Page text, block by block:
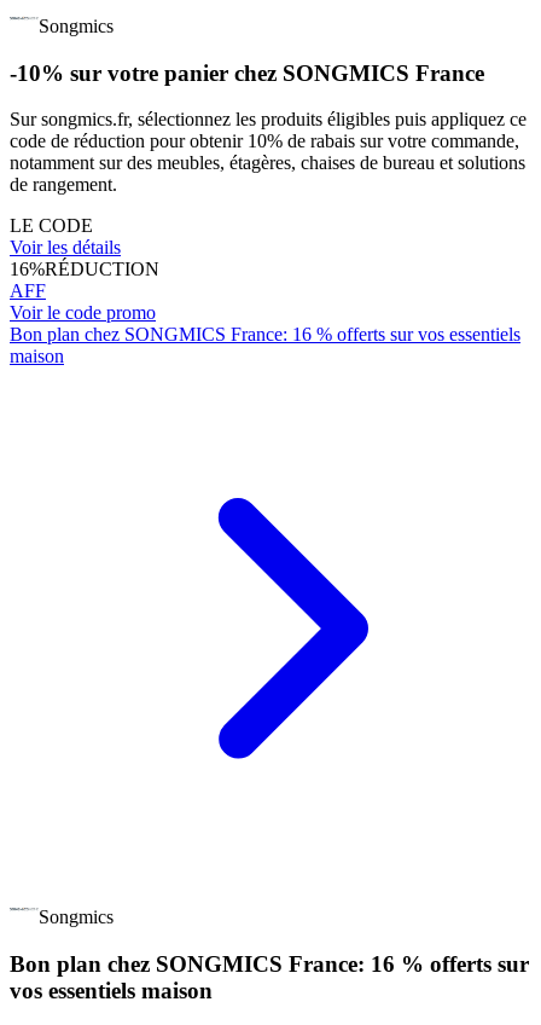
Songmics
-10% sur votre panier chez SONGMICS France
Sur songmics.fr, sélectionnez les produits éligibles puis appliquez ce
code de réduction pour obtenir 10% de rabais sur votre commande,
notamment sur des meubles, étagères, chaises de bureau et solutions
de rangement.
LE CODE
Voir les détails
16%RÉDUCTION
AFF
Voir le code promo
Bon plan chez SONGMICS France: 16 % offerts sur vos essentiels
maison
Songmics
Bon plan chez SONGMICS France: 16 % offerts sur
vos essentiels maison